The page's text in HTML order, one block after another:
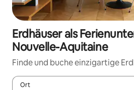
Erdhäuser als
Nouvelle-Aquitaine
Finde und buche einzigartige
Ort